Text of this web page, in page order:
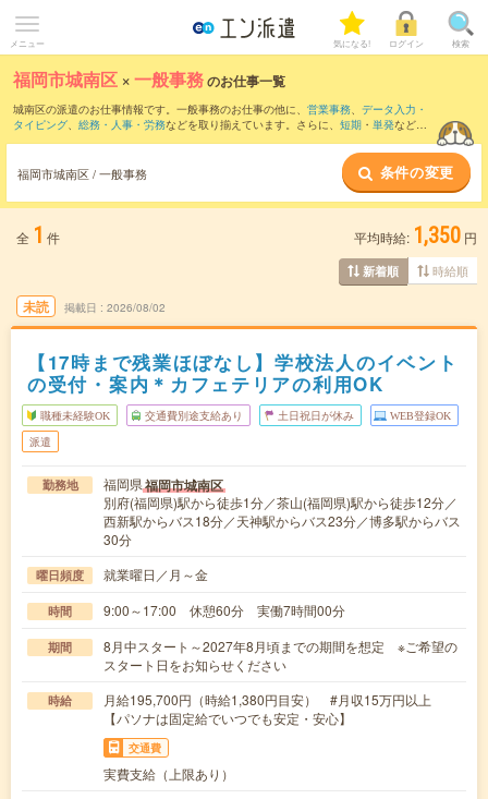
メニュー 気になる! ログイン 検索
福岡市城南区 ×一般事務のお仕事一覧
城南区の派遣のお仕事情報です。一般事務のお仕事の他に、 営業事務、 データ入力・
タイピング、 総務・人事・労務などを取り揃えています。さらに、 短期 ・ 単発などの
福岡市城南区 / 一般事務 条件の変更
全 1 件 平均時給: 1,350 円
新着順 時給順
未読 掲載日 2026/08/02
【17時まで残業ほぼなし】学校法人のイベント
の受付・案内＊カフェテリアの利用OK
職種未経験OK 交通費別途支給あり 土日祝日が休み WEB登録OK
派遣
勤務地 福岡県福岡市城南区
別府(福岡県)駅から徒歩1分／茶山(福岡県)駅から徒歩12分／
西新駅からバス18分／天神駅からバス23分／博多駅からバス
30分
曜日頻度 就業曜日／月～金
時間 9:00～17:00 休憩60分 実働7時間00分
期間
8月中スタート～2027年8月頃までの期間を想定 ※ご希望の
スタート日をお知らせください
時給
月給195,700円（時給1,380円目安） #月収15万円以上
【パソナは固定給でいつでも安定・安心】
交通費
実費支給（上限あり）